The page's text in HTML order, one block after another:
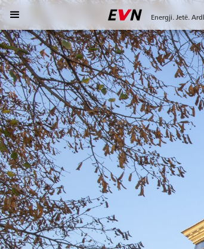
Energji. Jetë.